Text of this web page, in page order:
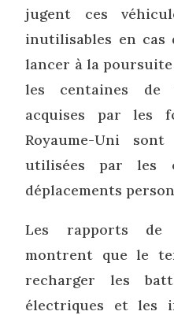
jugent ces
inutilisables en cas
lancer à la poursuite
les centaines de
acquises par les
Royaume-Uni
utilisées par les
déplacements
Les rapports de
montrent que le
recharger les
électriques et les